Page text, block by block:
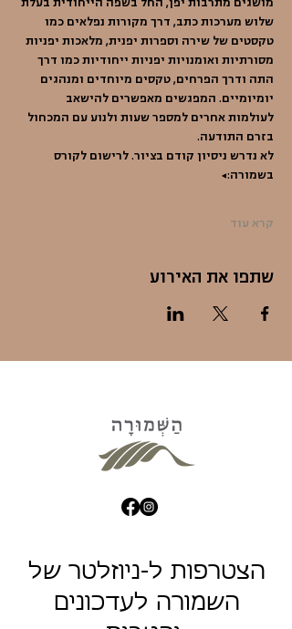
שלוש מערכות כתב, דרך מקורות נפלאים כמו
טקסטים של שירה וספרות יפנית, מלאכות יפניות
מסורתיות ואומנויות יפניות ייחודיות כמו דרך
התה ודרך הפרחים, טקסים מיוחדים ומנהגים
יומיומיים. המפגשים מאפשרים להישאב
לעולמות אחרים למספר שעות ולנוע עם המכחול
בזרם התודעה.
לא נדרש ניסיון קודם בציור. לרישום לקורס
בשמורה:…
קרא עוד
שתפו את האירוע
הצטרפות ל-ניוזלטר של
השמורה לעדכונים